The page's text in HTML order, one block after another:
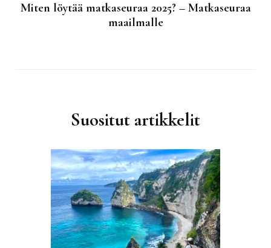
Miten löytää matkaseuraa 2025? – Matkaseuraa
maailmalle
Suositut artikkelit